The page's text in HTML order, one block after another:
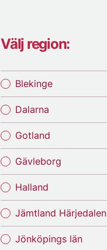
Välj region:
Blekinge
Dalarna
Gotland
Gävleborg
Halland
Jämtland Härjedalen
Jönköpings län